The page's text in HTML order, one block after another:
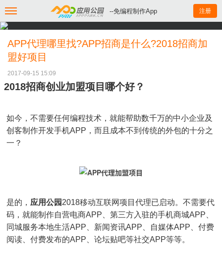
--免编程制作App 注册
APP代理哪里找?APP招商是什么?2018招商加
盟好项目
2017-09-15 15:09
2018招商创业加盟项目哪个好？
如今，不需要任何编程技术，就能帮助数千万的中小企业及
创客制作开发手机APP，而且成本不到传统的外包的十分之
一？
是的， 应用公园 2018移动互联网项目代理已启动。不需要代
码，就能制作自营电商APP、第三方入驻的手机商城APP、
同城服务本地生活APP、新闻资讯APP、自媒体APP、付费
阅读、付费发布的APP、论坛贴吧等社交APP等等。